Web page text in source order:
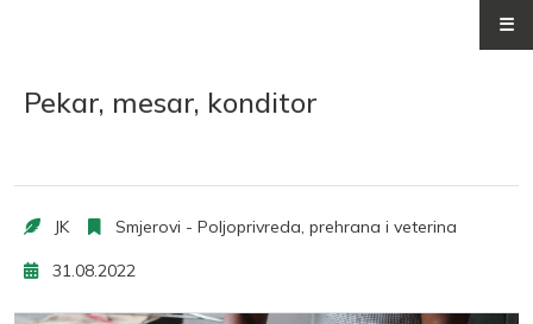
☰
Pekar, mesar, konditor
JK Smjerovi - Poljoprivreda, prehrana i veterina
31.08.2022